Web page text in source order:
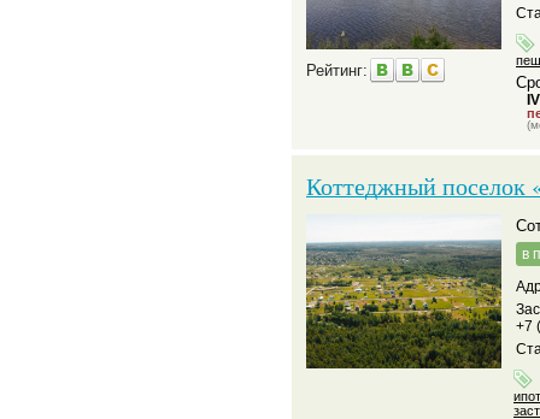
Рейтинг:
Коттеджный поселок
в
+7